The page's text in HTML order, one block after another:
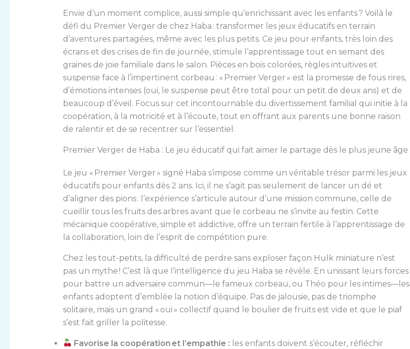
Envie d’un moment complice, aussi simple qu’enrichissant avec les enfants ? Voilà le
défi du Premier Verger de chez Haba : transformer les jeux éducatifs en terrain
d’aventures partagées, même avec les plus petits. Ce jeu pour enfants, très loin des
écrans et des crises de fin de journée, stimule l’apprentissage tout en semant des
graines de joie familiale dans le salon. Pièces en bois colorées, règles intuitives et
suspense face à l’impertinent corbeau : « Premier Verger » est la promesse de fous rires,
d’émotions intenses (oui, le suspense peut être total pour un petit de deux ans) et de
beaucoup d’éveil. Focus sur cet incontournable du divertissement familial qui initie à la
coopération, à la motricité et à l’écoute, tout en offrant aux parents une bonne raison
de ralentir et de se recentrer sur l’essentiel.
Premier Verger de Haba : Le jeu éducatif qui fait aimer le partage dès le plus jeune âge
Le jeu « Premier Verger » signé Haba s’impose comme un véritable trésor parmi les jeux
éducatifs pour enfants dès 2 ans. Ici, il ne s’agit pas seulement de lancer un dé et
d’aligner des pions : l’expérience s’articule autour d’une mission commune, celle de
cueillir tous les fruits des arbres avant que le corbeau ne s’invite au festin. Cette
mécanique coopérative, simple et addictive, offre un terrain fertile à l’apprentissage de
la collaboration, loin de l’esprit de compétition pure.
Chez les tout-petits, la difficulté de perdre sans exploser façon Hulk miniature n’est
pas un mythe ! C’est là que l’intelligence du jeu Haba se révèle. En unissant leurs forces
pour battre un adversaire commun—le fameux corbeau, ou Théo pour les intimes—les
enfants adoptent d’emblée la notion d’équipe. Pas de jalousie, pas de triomphe
solitaire, mais un grand « oui » collectif quand le boulier de fruits est vide et que le piaf
s’est fait griller la politesse.
Favorise la coopération et l’empathie : les enfants doivent s’écouter, réfléchir